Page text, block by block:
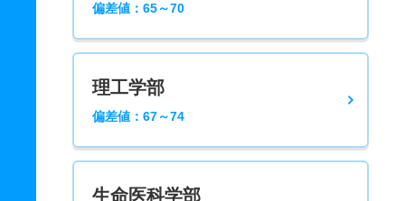
偏差値：65～70
理工学部
偏差値：67～74
生命医科学部